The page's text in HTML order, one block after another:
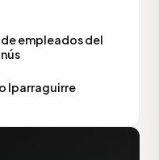
empleados del
Iparraguirre